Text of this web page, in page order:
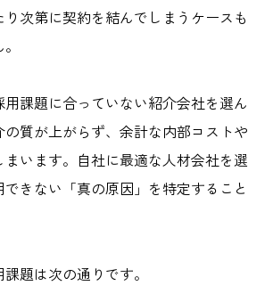
次第に契約を結んでしまうケースも
用課題に合っていない紹介会社を選ん
質が上がらず、余計な内部コストや
います。自社に最適な人材会社を選
きない「真の原因」を特定すること
題は次の通りです。